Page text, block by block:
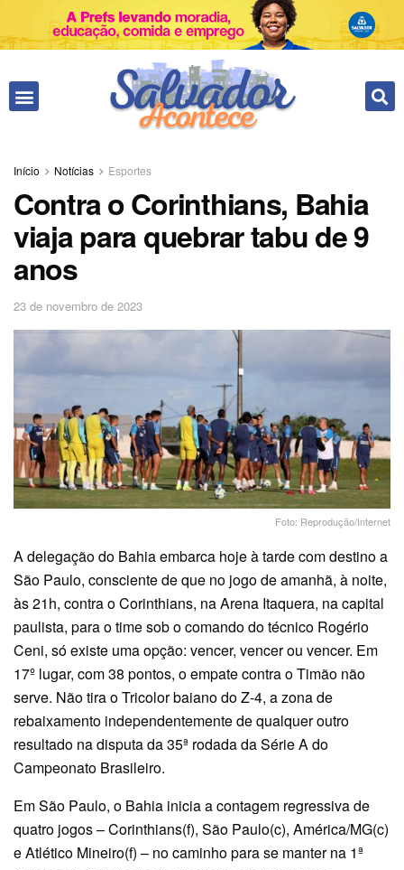
Início Notícias Esportes
Contra o Corinthians, Bahia
viaja para quebrar tabu de 9
anos
23 de novembro de 2023
Foto: Reprodução/Internet
A delegação do Bahia embarca hoje à tarde com destino a
São Paulo, consciente de que no jogo de amanhã, à noite,
às 21h, contra o Corinthians, na Arena Itaquera, na capital
paulista, para o time sob o comando do técnico Rogério
Ceni, só existe uma opção: vencer, vencer ou vencer. Em
17º lugar, com 38 pontos, o empate contra o Timão não
serve. Não tira o Tricolor baiano do Z-4, a zona de
rebaixamento independentemente de qualquer outro
resultado na disputa da 35ª rodada da Série A do
Campeonato Brasileiro.
Em São Paulo, o Bahia inicia a contagem regressiva de
quatro jogos – Corinthians(f), São Paulo(c), América/MG(c)
e Atlético Mineiro(f) – no caminho para se manter na 1ª